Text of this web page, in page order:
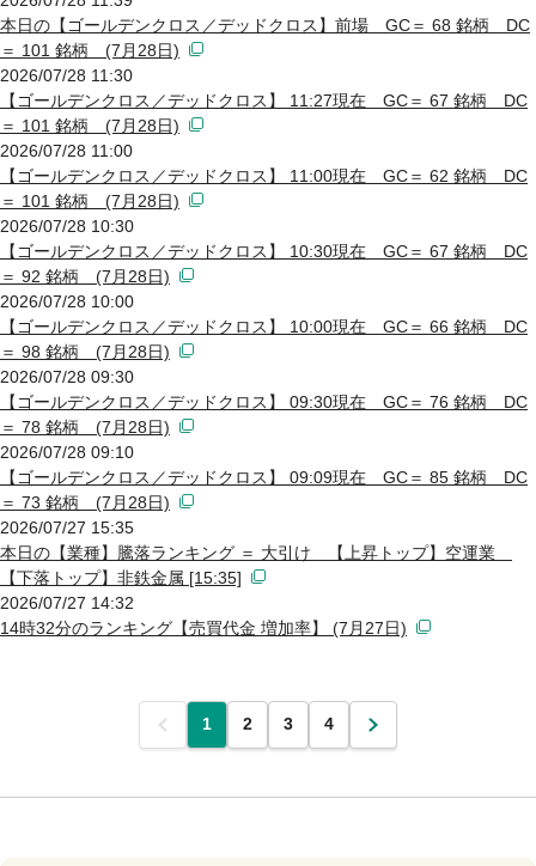
本日の【ゴールデンクロス／デッドクロス】前場 GC＝ 68 銘柄 DC
＝ 101 銘柄 (7月28日)
2026/07/28 11:30
【ゴールデンクロス／デッドクロス】 11:27現在 GC＝ 67 銘柄 DC
＝ 101 銘柄 (7月28日)
2026/07/28 11:00
【ゴールデンクロス／デッドクロス】 11:00現在 GC＝ 62 銘柄 DC
＝ 101 銘柄 (7月28日)
2026/07/28 10:30
【ゴールデンクロス／デッドクロス】 10:30現在 GC＝ 67 銘柄 DC
＝ 92 銘柄 (7月28日)
2026/07/28 10:00
【ゴールデンクロス／デッドクロス】 10:00現在 GC＝ 66 銘柄 DC
＝ 98 銘柄 (7月28日)
2026/07/28 09:30
【ゴールデンクロス／デッドクロス】 09:30現在 GC＝ 76 銘柄 DC
＝ 78 銘柄 (7月28日)
2026/07/28 09:10
【ゴールデンクロス／デッドクロス】 09:09現在 GC＝ 85 銘柄 DC
＝ 73 銘柄 (7月28日)
2026/07/27 15:35
本日の【業種】騰落ランキング ＝ 大引け 【上昇トップ】空運業
【下落トップ】非鉄金属 [15:35]
2026/07/27 14:32
14時32分のランキング【売買代金 増加率】 (7月27日)
前 1 2 3 4 次